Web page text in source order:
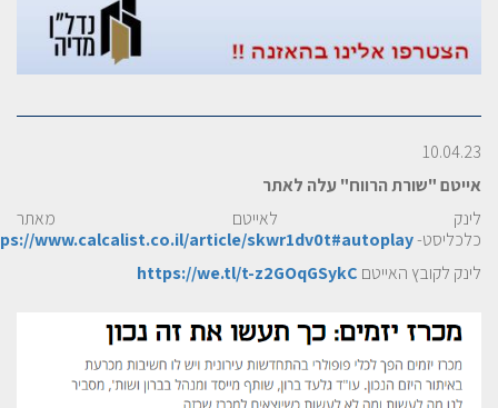
10.04.23
אייטם "שורת הרווח" עלה לאתר
לינק לאייטם מאתר
כלכליסט-www.calcalist.co.il/article/skwr1dv0t#autoplay
לינק לקובץ האייטם https://we.tl/t-z2GOqGSykC